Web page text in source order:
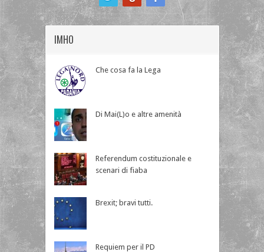
IMHO
Che cosa fa la Lega
Di Mai(L)o e altre amenità
Referendum costituzionale e
scenari di fiaba
Brexit; bravi tutti.
Requiem per il PD